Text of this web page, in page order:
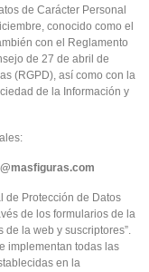
de Carácter Personal
conocido como el
con el Reglamento
de 27 de abril de
(RGPD), así como con la
de la Información y
de Protección de Datos
de los formularios de la
la web y suscriptores”.
implementan todas las
en la